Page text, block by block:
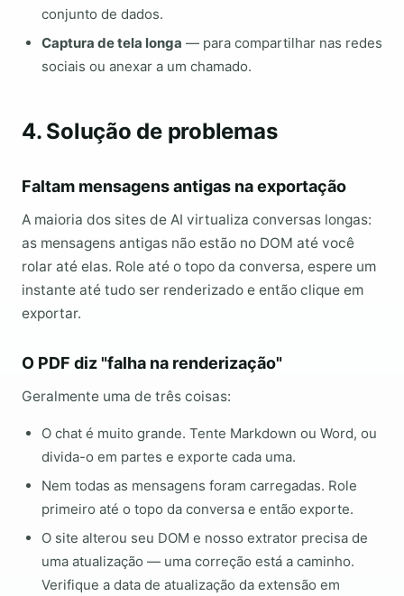
conjunto de dados.
Captura de tela longa — para compartilhar nas redes
sociais ou anexar a um chamado.
4. Solução de problemas
Faltam mensagens antigas na exportação
A maioria dos sites de AI virtualiza conversas longas:
as mensagens antigas não estão no DOM até você
rolar até elas. Role até o topo da conversa, espere um
instante até tudo ser renderizado e então clique em
exportar.
O PDF diz "falha na renderização"
Geralmente uma de três coisas:
O chat é muito grande. Tente Markdown ou Word, ou
divida-o em partes e exporte cada uma.
Nem todas as mensagens foram carregadas. Role
primeiro até o topo da conversa e então exporte.
O site alterou seu DOM e nosso extrator precisa de
uma atualização — uma correção está a caminho.
Verifique a data de atualização da extensão em